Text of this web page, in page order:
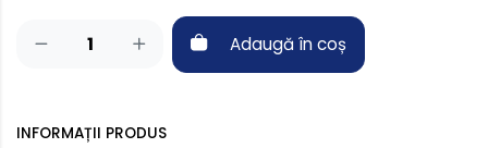
Adaugă în coș
INFORMAȚII PRODUS